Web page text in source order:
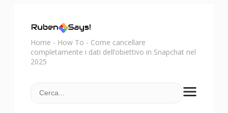
Home - How To - Come cancellare
completamente i dati dell’obiettivo in Snapchat nel
2025